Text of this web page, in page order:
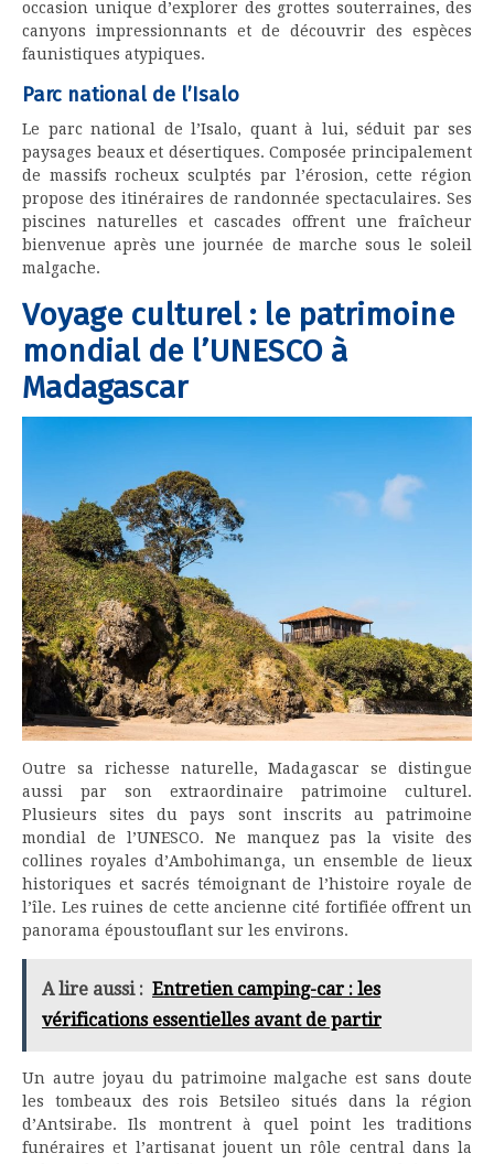
occasion unique d’explorer des grottes souterraines, des
canyons impressionnants et de découvrir des espèces
faunistiques atypiques.
Parc national de l’Isalo
Le parc national de l’Isalo, quant à lui, séduit par ses
paysages beaux et désertiques. Composée principalement
de massifs rocheux sculptés par l’érosion, cette région
propose des itinéraires de randonnée spectaculaires. Ses
piscines naturelles et cascades offrent une fraîcheur
bienvenue après une journée de marche sous le soleil
malgache.
Voyage culturel : le patrimoine
mondial de l’UNESCO à
Madagascar
Outre sa richesse naturelle, Madagascar se distingue
aussi par son extraordinaire patrimoine culturel.
Plusieurs sites du pays sont inscrits au patrimoine
mondial de l’UNESCO. Ne manquez pas la visite des
collines royales d’Ambohimanga, un ensemble de lieux
historiques et sacrés témoignant de l’histoire royale de
l’île. Les ruines de cette ancienne cité fortifiée offrent un
panorama époustouflant sur les environs.
A lire aussi : Entretien camping-car : les
vérifications essentielles avant de partir
Un autre joyau du patrimoine malgache est sans doute
les tombeaux des rois Betsileo situés dans la région
d’Antsirabe. Ils montrent à quel point les traditions
funéraires et l’artisanat jouent un rôle central dans la